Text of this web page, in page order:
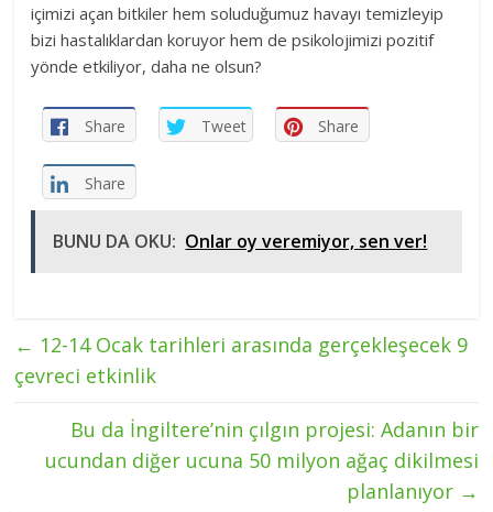
içimizi açan bitkiler hem soluduğumuz havayı temizleyip
bizi hastalıklardan koruyor hem de psikolojimizi pozitif
yönde etkiliyor, daha ne olsun?
Share Tweet Share
Share
BUNU DA OKU: Onlar oy veremiyor, sen ver!
← 12-14 Ocak tarihleri arasında gerçekleşecek 9
çevreci etkinlik
Bu da İngiltere’nin çılgın projesi: Adanın bir
ucundan diğer ucuna 50 milyon ağaç dikilmesi
planlanıyor →